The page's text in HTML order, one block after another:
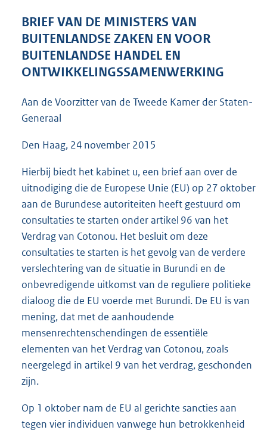
e
:
4
K
BRIEF VAN DE MINISTERS VAN
BUITENLANDSE ZAKEN EN VOOR
BUITENLANDSE HANDEL EN
ONTWIKKELINGSSAMENWERKING
Aan de Voorzitter van de Tweede Kamer der Staten-
Generaal
Den Haag, 24 november 2015
Hierbij biedt het kabinet u, een brief aan over de
uitnodiging die de Europese Unie (EU) op 27 oktober
aan de Burundese autoriteiten heeft gestuurd om
consultaties te starten onder artikel 96 van het
Verdrag van Cotonou. Het besluit om deze
consultaties te starten is het gevolg van de verdere
verslechtering van de situatie in Burundi en de
onbevredigende uitkomst van de reguliere politieke
dialoog die de EU voerde met Burundi. De EU is van
mening, dat met de aanhoudende
mensenrechtenschendingen de essentiële
elementen van het Verdrag van Cotonou, zoals
neergelegd in artikel 9 van het verdrag, geschonden
zijn.
Op 1 oktober nam de EU al gerichte sancties aan
tegen vier individuen vanwege hun betrokkenheid